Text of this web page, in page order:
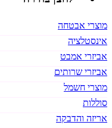
מוצרי אבטחה
אינסטלציה
אביזרי אמבט
אביזרי שרותים
מוצרי חשמל
סוללות
אריזה והדבקה